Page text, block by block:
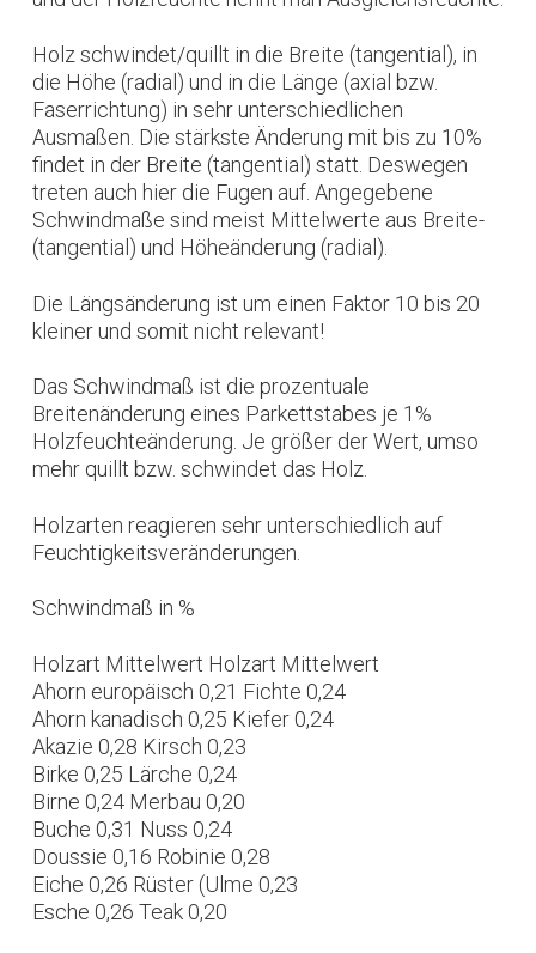
Holz schwindet/quillt in die Breite (tangential), in
die Höhe (radial) und in die Länge (axial bzw.
Faserrichtung) in sehr unterschiedlichen
Ausmaßen. Die stärkste Änderung mit bis zu 10%
findet in der Breite (tangential) statt. Deswegen
treten auch hier die Fugen auf. Angegebene
Schwindmaße sind meist Mittelwerte aus Breite-
(tangential) und Höheänderung (radial).
Die Längsänderung ist um einen Faktor 10 bis 20
kleiner und somit nicht relevant!
Das Schwindmaß ist die prozentuale
Breitenänderung eines Parkettstabes je 1%
Holzfeuchteänderung. Je größer der Wert, umso
mehr quillt bzw. schwindet das Holz.
Holzarten reagieren sehr unterschiedlich auf
Feuchtigkeitsveränderungen.
Schwindmaß in %
Holzart Mittelwert Holzart Mittelwert
Ahorn europäisch 0,21 Fichte 0,24
Ahorn kanadisch 0,25 Kiefer 0,24
Akazie 0,28 Kirsch 0,23
Birke 0,25 Lärche 0,24
Birne 0,24 Merbau 0,20
Buche 0,31 Nuss 0,24
Doussie 0,16 Robinie 0,28
Eiche 0,26 Rüster (Ulme 0,23
Esche 0,26 Teak 0,20